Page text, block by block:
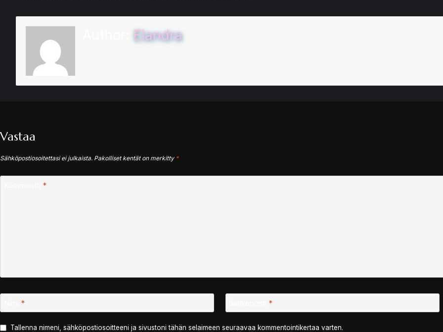
Elandra
Vastaa
Sähköpostiosoitettasi ei julkaista. Pakolliset kentät on merkitty *
*
* *
Tallenna nimeni, sähköpostiosoitteeni ja sivustoni tähän selaimeen seuraavaa kommentointikertaa varten.